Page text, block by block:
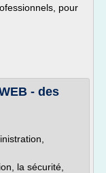
pour
- des
la sécurité,